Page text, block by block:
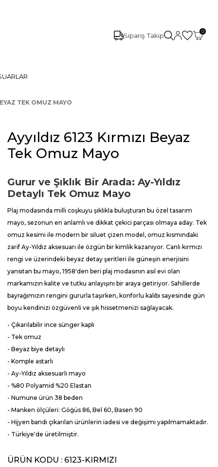
Sipariş Takip
0
TEK OMUZ MAYO
Ayyıldız 6123 Kırmızı Beyaz
Tek Omuz Mayo
Gurur ve Şıklık Bir Arada: Ay-Yıldız
Detaylı Tek Omuz Mayo
Plaj modasında milli coşkuyu şıklıkla buluşturan bu özel tasarım
mayo, sezonun en anlamlı ve dikkat çekici parçası olmaya aday. Tek
omuz kesimi ile modern bir siluet çizen model, omuz kısmındaki
zarif Ay-Yıldız aksesuarı ile özgün bir kimlik kazanıyor. Canlı kırmızı
rengi ve üzerindeki beyaz detay şeritleri ile güneşin enerjisini
yansıtan bu mayo, 1958'den beri plaj modasının asıl evi olan
markamızın kalite ve tutku anlayışını bir araya getiriyor. Sahillerde
bayrağımızın rengini gururla taşırken, konforlu kalıbı sayesinde gün
boyu kendinizi özgüvenli ve şık hissetmenizi sağlayacak.
- Çıkarılabilir ince sünger kaplı
- Tek omuz
- Beyaz biye detaylı
- Komple astarlı
- Ay-Yıldız aksesuarlı mayo
- %80 Polyamid %20 Elastan
- Numune ürün 38 beden
- Manken ölçüleri: Göğüs 86, Bel 60, Basen 90
- Hijyen bandı çıkarılan ürünlerin iadesi ve değişimi yapılmamaktadır.
- Türkiye'de üretilmiştir.
ÜRÜN KODU : 6123-KIRMIZI